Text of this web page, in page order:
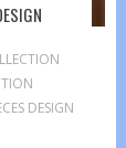
DESIGN